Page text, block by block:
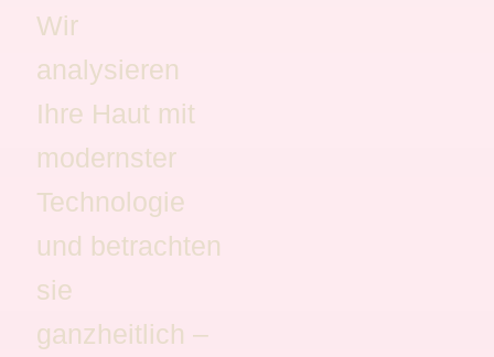
Wir
analysieren
Ihre Haut mit
modernster
Technologie
und betrachten
sie
ganzheitlich –